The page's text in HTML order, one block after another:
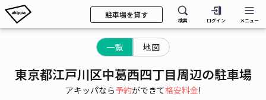
駐車場を貸す
検索 ログイン メニュー
一覧 地図
東京都江戸川区中葛西四丁目周辺の駐車場
アキッパなら予約ができて格安料金!